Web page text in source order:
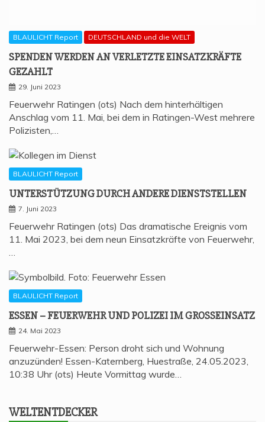
BLAULICHT Report DEUTSCHLAND und die WELT
SPEN­DEN WER­DEN AN VER­LETZ­TE EIN­SATZ­KRÄF­TE
GEZAHLT
29. Juni 2023
Feuerwehr Ratingen (ots) Nach dem hinterhältigen
Anschlag vom 11. Mai, bei dem in Ratingen-West mehrere
Polizisten,…
BLAULICHT Report
UNTER­STÜT­ZUNG DURCH ANDE­RE DIENSTSTELLEN
7. Juni 2023
Feuerwehr Ratingen (ots) Das dramatische Ereignis vom
11. Mai 2023, bei dem neun Einsatzkräfte von Feuerwehr,
…
BLAULICHT Report
ESSEN – FEU­ER­WEHR UND POLI­ZEI IM GROSSEINSATZ
24. Mai 2023
Feuerwehr-Essen: Person droht sich und Wohnung
anzuzünden! Essen-Katernberg, Huestraße, 24.05.2023,
10:38 Uhr (ots) Heute Vormittag wurde…
WELT­ENT­DE­CKER